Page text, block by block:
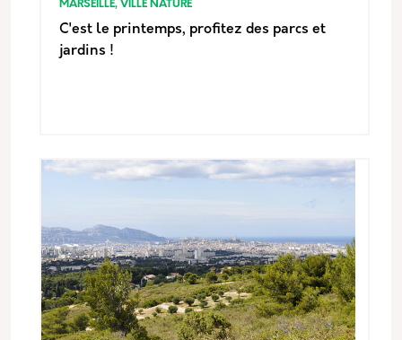
MARSEILLE, VILLE NATURE
C'est le printemps, profitez des parcs et
jardins !